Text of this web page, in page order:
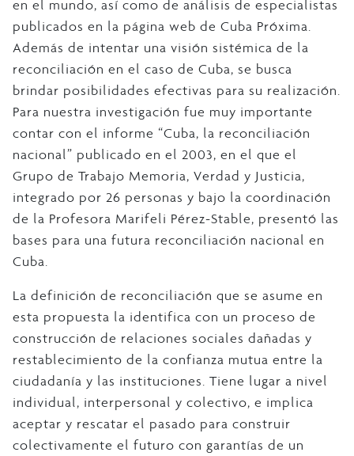
en el mundo, así como de análisis de especialistas
publicados en la página web de Cuba Próxima.
Además de intentar una visión sistémica de la
reconciliación en el caso de Cuba, se busca
brindar posibilidades efectivas para su realización.
Para nuestra investigación fue muy importante
contar con el informe “Cuba, la reconciliación
nacional” publicado en el 2003, en el que el
Grupo de Trabajo Memoria, Verdad y Justicia,
integrado por 26 personas y bajo la coordinación
de la Profesora Marifeli Pérez-Stable, presentó las
bases para una futura reconciliación nacional en
Cuba.
La definición de reconciliación que se asume en
esta propuesta la identifica con un proceso de
construcción de relaciones sociales dañadas y
restablecimiento de la confianza mutua entre la
ciudadanía y las instituciones. Tiene lugar a nivel
individual, interpersonal y colectivo, e implica
aceptar y rescatar el pasado para construir
colectivamente el futuro con garantías de un